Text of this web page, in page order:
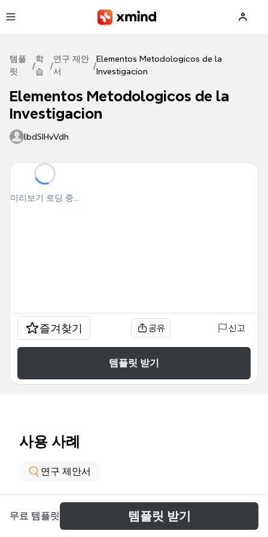
템플
릿
/
학
습
/
연구 제안
서
/
Elementos Metodologicos de la
Investigacion
Elementos Metodologicos de la
Investigacion
lbdSIHvVdh
미리보기 로딩 중...
즐겨찾기 공유 신고
템플릿 받기
사용 사례
연구 제안서
소개
무료 템플릿 템플릿 받기